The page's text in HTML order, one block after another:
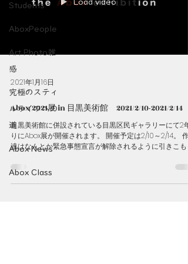
Students
AboxPeople
Art Photo雑
感
究極のスティ
ルライフへの
道
Abox News
Abox Class
Load video
2021年1月16日
Abox 2021展 in 目黒美術館 2021/2/10-2021/2/14
目黒美術館に併設されている目黒区民ギャラリーにて2年
りにAbox展が開催されます。 開催予定は2/10～2/14。 作
達はなんとか緊急事態宣言が解除されるように引きこも
を練り、何度も講評をうけ、作品と作家の芯を削りだす
業をしてきた。作品が強度なものになり、人の心に届き